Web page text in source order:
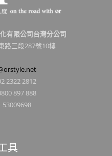
有限公司台灣分公司
路三段287號10樓
2322 2812
897 888
具